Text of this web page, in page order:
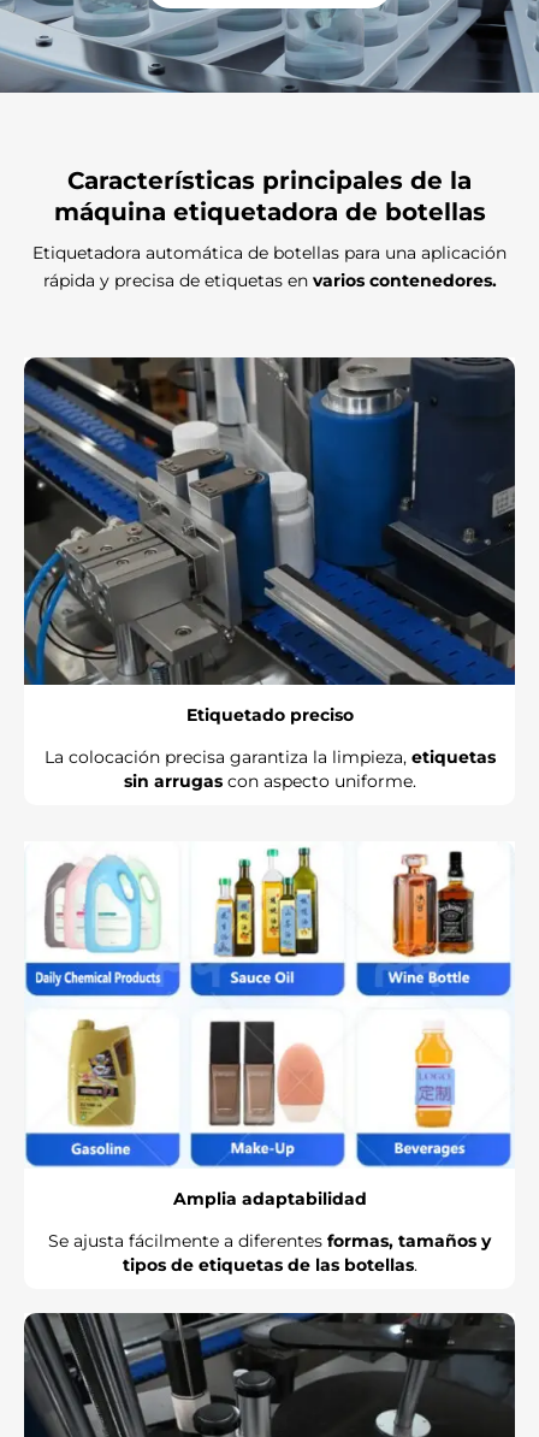
Características principales de la
máquina etiquetadora de botellas
Etiquetadora automática de botellas para una aplicación
rápida y precisa de etiquetas en varios contenedores.
Etiquetado preciso
La colocación precisa garantiza la limpieza,etiquetas
sin arrugascon aspecto uniforme.
Amplia adaptabilidad
Se ajusta fácilmente a diferentes formas, tamaños y
tipos de etiquetas de las botellas.